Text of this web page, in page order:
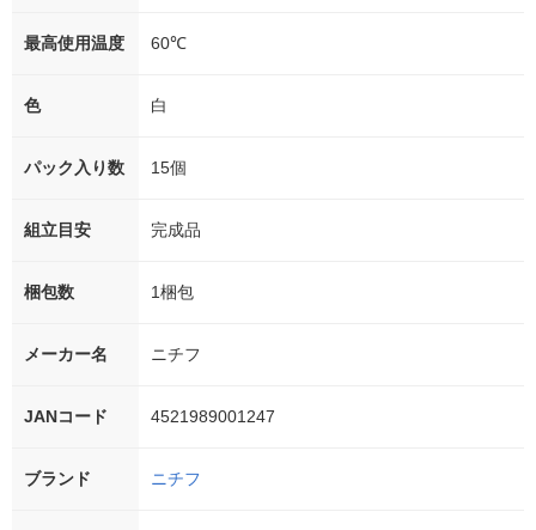
最高使用温度 60℃
色 白
パック入り数 15個
組立目安 完成品
梱包数 1梱包
メーカー名 ニチフ
JANコード 4521989001247
ブランド ニチフ